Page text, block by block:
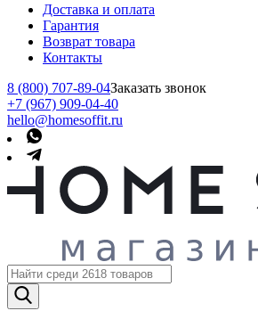
Доставка и оплата
Гарантия
Возврат товара
Контакты
8 (800) 707-89-04Заказать звонок
+7 (967) 909-04-40
hello@homesoffit.ru